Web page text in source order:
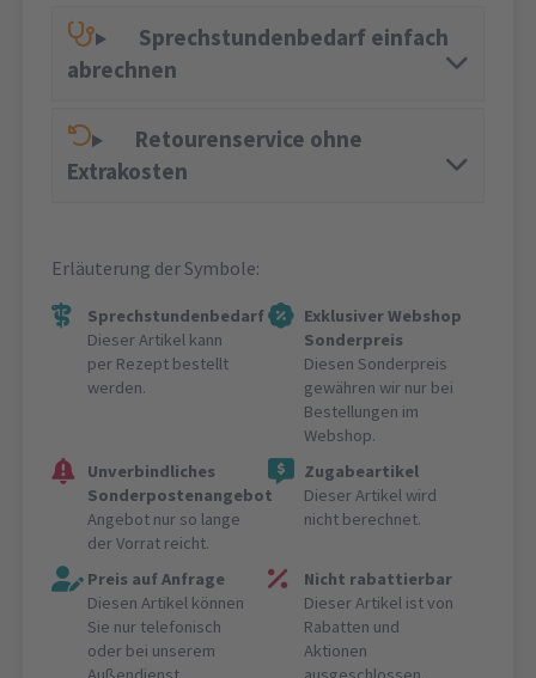
Sprechstundenbedarf einfach
abrechnen
Retourenservice ohne
Extrakosten
Erläuterung der Symbole:
Sprechstundenbedarf
Dieser Artikel kann
per Rezept bestellt
werden.
Exklusiver Webshop
Sonderpreis
Diesen Sonderpreis
gewähren wir nur bei
Bestellungen im
Webshop.
Unverbindliches
Sonderpostenangebot
Angebot nur so lange
der Vorrat reicht.
Zugabeartikel
Dieser Artikel wird
nicht berechnet.
Preis auf Anfrage
Diesen Artikel können
Sie nur telefonisch
oder bei unserem
Nicht rabattierbar
Dieser Artikel ist von
Rabatten und
Aktionen